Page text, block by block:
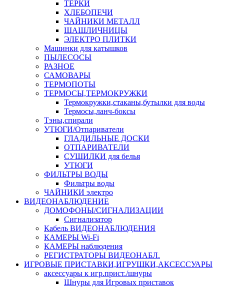
ТЕРКИ
ХЛЕБОПЕЧИ
ЧАЙНИКИ МЕТАЛЛ
ШАШЛИЧНИЦЫ
ЭЛЕКТРО ПЛИТКИ
Машинки для катышков
ПЫЛЕСОСЫ
РАЗНОЕ
САМОВАРЫ
ТЕРМОПОТЫ
ТЕРМОСЫ,ТЕРМОКРУЖКИ
Термокружки,стаканы,бутылки для воды
Термосы,ланч-боксы
Тэны,спирали
УТЮГИ/Отпариватели
ГЛАДИЛЬНЫЕ ДОСКИ
ОТПАРИВАТЕЛИ
СУШИЛКИ для белья
УТЮГИ
ФИЛЬТРЫ ВОДЫ
Фильтры воды
ЧАЙНИКИ электро
ВИДЕОНАБЛЮДЕНИЕ
ДОМОФОНЫ/СИГНАЛИЗАЦИИ
Сигнализатор
Кабель ВИДЕОНАБЛЮДЕНИЯ
КАМЕРЫ Wi-Fi
КАМЕРЫ наблюдения
РЕГИСТРАТОРЫ ВИДЕОНАБЛ.
ИГРОВЫЕ ПРИСТАВКИ,ИГРУШКИ,АКСЕССУАРЫ
аксесcуары к игр.прист./шнуры
Шнуры для Игровых приставок